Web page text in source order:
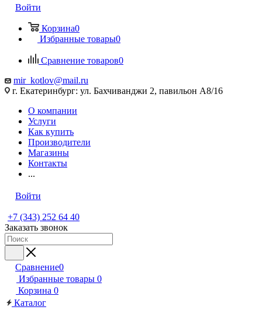
Войти
Корзина0
Избранные товары0
Сравнение товаров0
mir_kotlov@mail.ru
г. Екатеринбург: ул. Бахчиванджи 2, павильон А8/16
О компании
Услуги
Как купить
Производители
Магазины
Контакты
...
Войти
+7 (343) 252 64 40
Заказать звонок
Сравнение0
Избранные товары 0
Корзина 0
Каталог